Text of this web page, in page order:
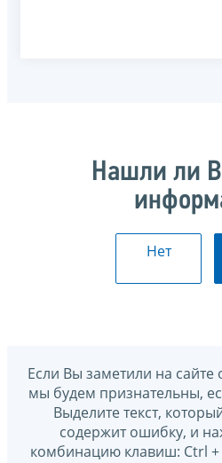
Нашли ли
Нет
Если Вы заметили на сайте
мы будем признательны,
Выделите текст,
содержит ошибку, и
комбинацию клавиш: Ctrl